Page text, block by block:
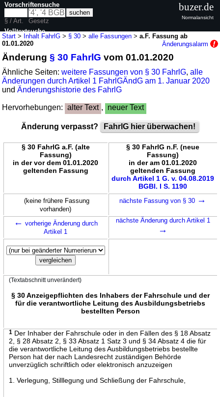
Start > Inhalt FahrlG > § 30 >alle Fassungen >a.F. Fassung ab
01.01.2020
Änderungsalarm
Änderung§ 30 FahrlG vom 01.01.2020
Ähnliche Seiten:weitere Fassungen von § 30 FahrlG,alle
Änderungen durch Artikel 1 FahrlGÄndG am 1. Januar 2020
undÄnderungshistorie des FahrlG
Hervorhebungen: alter Text , neuer Text
Änderung verpasst? FahrlG hier überwachen!
§ 30 FahrlG a.F. (alte
Fassung)
in der vor dem 01.01.2020
geltenden Fassung
§ 30 FahrlG n.F. (neue
Fassung)
in der am 01.01.2020
geltenden Fassung
durch Artikel 1 G. v. 04.08.2019
BGBl. I S. 1190
(keine frühere Fassung
vorhanden)
nächste Fassung von § 30 →
← vorherige Änderung durch
Artikel 1
nächste Änderung durch Artikel 1
→
(Textabschnitt unverändert)
§ 30 Anzeigepflichten des Inhabers der Fahrschule und der
für die verantwortliche Leitung des Ausbildungsbetriebs
bestellten Person
1Der Inhaber der Fahrschule oder in den Fällen des § 18 Absatz
2, § 28 Absatz 2, § 33 Absatz 1 Satz 3 und § 34 Absatz 4 die für
die verantwortliche Leitung des Ausbildungsbetriebs bestellte
Person hat der nach Landesrecht zuständigen Behörde
unverzüglich schriftlich oder elektronisch anzuzeigen
1. Verlegung, Stilllegung und Schließung der Fahrschule,
Vorschriftensuche
§ / Art.
Gesetz
Volltextsuche
buzer.de
Normalansicht